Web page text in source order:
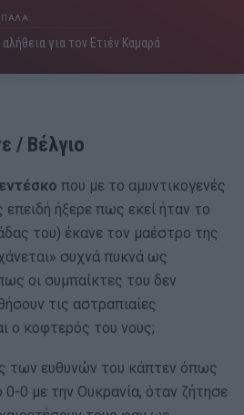
αλήθεια για τον Ετιέν Καμαρά
/ Βέλγιο
που με το αμυντικογενές
ήξερε πως εκεί ήταν το
του) έκανε τον μαέστρο της
συχνά πυκνά ως
οι συμπαίκτες του δεν
τις αστραπιαίες
ο κοφτερός του νους;
των ευθυνών του κάπτεν όπως
0 με την Ουκρανία, όταν ζήτησε